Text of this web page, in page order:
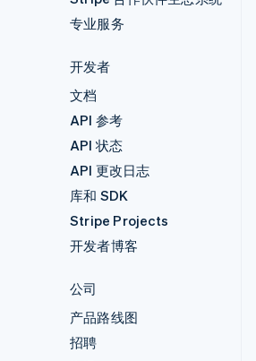
专业服务
开发者
文档
API 参考
API 状态
API 更改日志
库和 SDK
Stripe Projects
开发者博客
公司
产品路线图
招聘